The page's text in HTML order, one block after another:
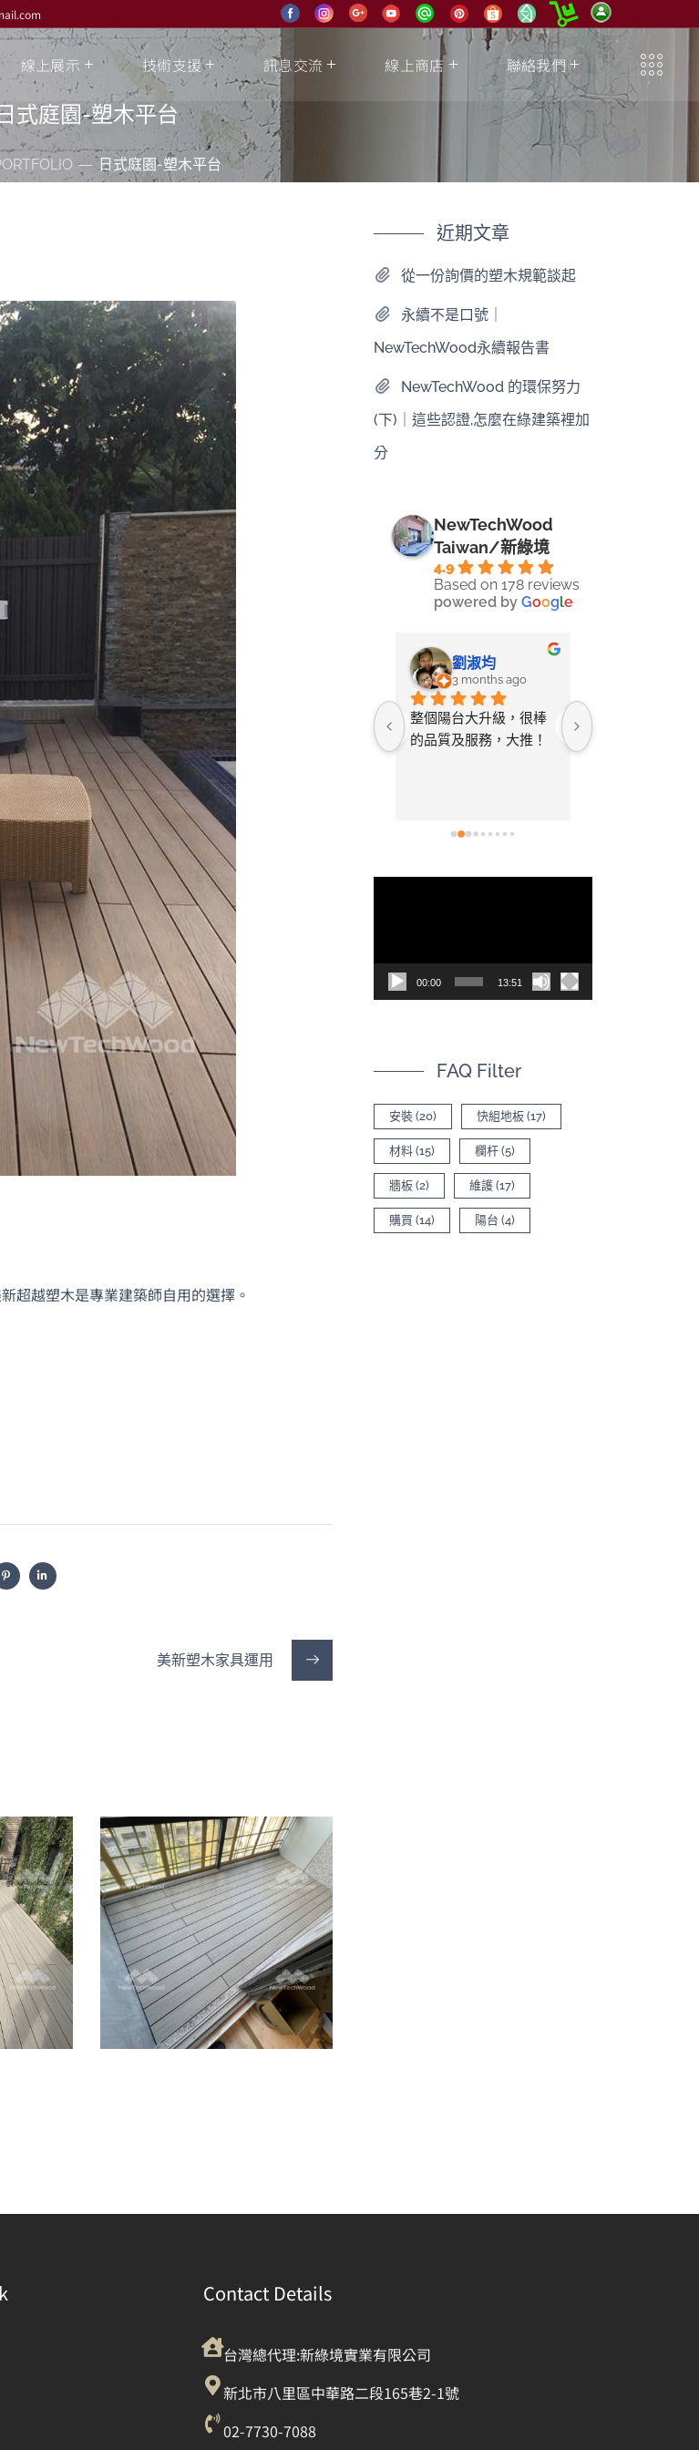
線上展示 技術支援 訊息交流 線上商店 聯絡我們
式庭園-塑木平台
日式庭園-塑木平台
超越塑木是專業建築師自用的選擇。
美新塑木家具運用
架
骨架式塑木地板
戶外地板 / 陽台露台
近期文章
從一份詢價的塑木規範談起
永續不是口號｜
NewTechWood永續報告書
NewTechWood 的環保努力
(下)｜這些認證,怎麼在綠建築裡加
分
NewTechWood
Taiwan/新綠境
4.9
Based on 178 reviews
powered by Google
加入官方的Line將自己
需要鋪設的空間拍照詢
問，人員會教該如何測
量並進一步與您討論需
求後將配置後的「圖
面」傳給妳看(現在也開
僅是想像！為什麼會選
擇美心呢～太多專業比
較推薦看1620的影片有
去採訪總公司，內容有
詳細介紹產品差異
劉淑均
3 months ago
整個陽台大升級，很棒
的品質及服務，大推！
放
00:00 13:51
FAQ Filter
安裝 (20) 快組地板 (17)
材料 (15) 欄杆 (5)
牆板 (2) 維護 (17)
購買 (14) 陽台 (4)
Contact Details
台灣總代理:新綠境實業有限公司
新北市八里區中華路二段165巷2-1號
02-7730-7088